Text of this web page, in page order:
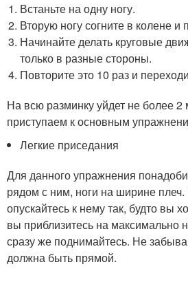
Встаньте на одну ногу.
Вторую ногу согните в колене и
Начинайте делать круговые
только в разные стороны.
Повторите это 10 раз и
На всю разминку уйдет не более 2
приступаем к основным
Легкие приседания
Для данного упражнения
рядом с ним, ноги на ширине
опускайтесь к нему так, будто вы
вы приблизитесь на максимально
сразу же поднимайтесь. Не
должна быть прямой.